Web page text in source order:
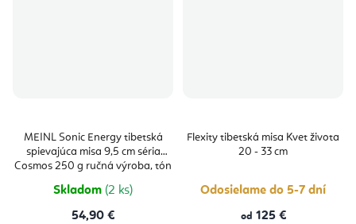
MEINL Sonic Energy tibetská
spievajúca misa 9,5 cm séria
Cosmos 250 g ručná výroba, tón
Skladom (2 ks)
54,90 €
Flexity tibetská misa Kvet života
20 - 33 cm
Odosielame do 5-7 dní
od 125 €